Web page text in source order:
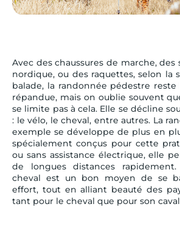
Avec des chaussures de marche,
nordique, ou des raquettes, selon la
balade, la randonnée pédestre
répandue, mais on oublie souvent
se limite pas à cela. Elle se décline
: le vélo, le cheval, entre autres. La
exemple se développe de plus en
spécialement conçus pour cette
ou sans assistance électrique, elle
de longues distances
cheval est un bon moyen de se
effort, tout en alliant beauté des
tant pour le cheval que pour son